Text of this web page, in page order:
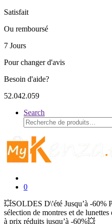
Satisfait
Ou remboursé
7 Jours
Pour changer d'avis
Besoin d'aide?
52.042.059
Search
Recherche
pour :
0
💥SOLDES D\'été Jusqu’à -60%
sélection de montres et de
à prix réduits jusqu’à -60%💥